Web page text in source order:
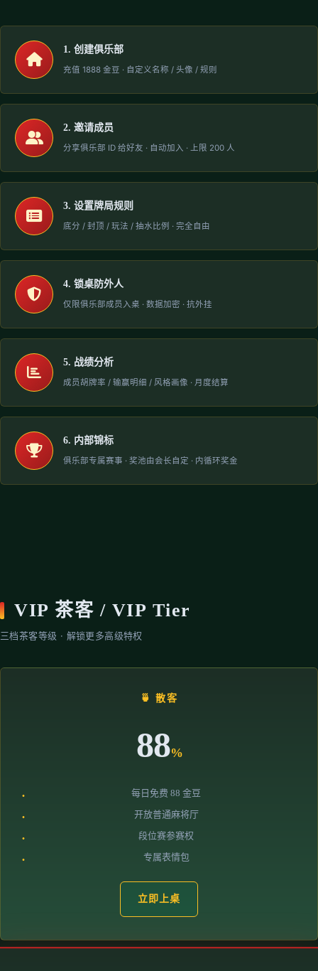
1. 创建俱乐部
充值 1888 金豆 · 自定义名称 / 头像 / 规则
2. 邀请成员
分享俱乐部 ID 给好友 · 自动加入 · 上限 200 人
3. 设置牌局规则
底分 / 封顶 / 玩法 / 抽水比例 · 完全自由
4. 锁桌防外人
仅限俱乐部成员入桌 · 数据加密 · 抗外挂
5. 战绩分析
成员胡牌率 / 输赢明细 / 风格画像 · 月度结算
6. 内部锦标
俱乐部专属赛事 · 奖池由会长自定 · 内循环奖金
VIP 茶客 / VIP Tier
三档茶客等级 · 解锁更多高级特权
🍵 散客
88%
每日免费 88 金豆
开放普通麻将厅
段位赛参赛权
专属表情包
立即上桌